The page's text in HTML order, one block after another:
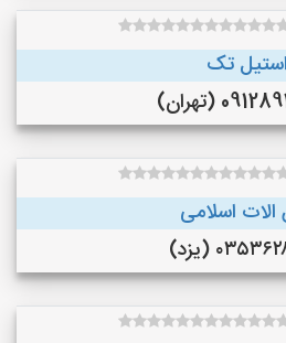
استیل تک
(تهران)
اسلامی
(یزد)